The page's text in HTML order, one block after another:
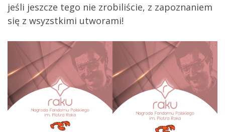
jeśli jeszcze tego nie zrobiliście, z zapoznaniem
się z wsyzstkimi utworami!